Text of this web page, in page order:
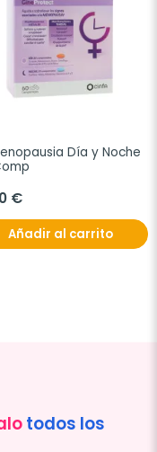
Día y Noche
€
Añadir al carrito
todos los